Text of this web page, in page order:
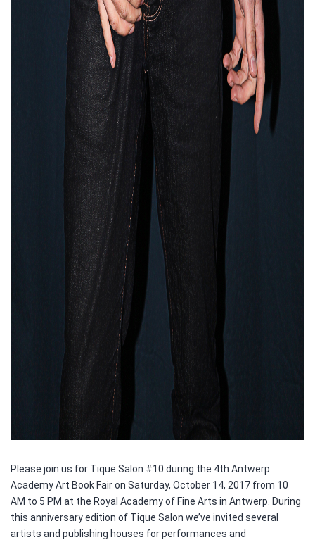
Please join us for Tique Salon #10 during the 4th Antwerp
Academy Art Book Fair on Saturday, October 14, 2017 from 10
AM to 5 PM at the Royal Academy of Fine Arts in Antwerp. During
this anniversary edition of Tique Salon we’ve invited several
artists and publishing houses for performances and